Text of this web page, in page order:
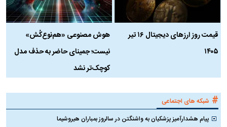
قیمت روز ارز‌های دیجیتال ۱۶ تیر
۱۴۰۵
هوش مصنوعی «هم‌نوع‌کُش»
نیست؛ جمینای حاضر به حذف مدل
کوچک‌تر نشد
# شبکه های اجتماعی
پیام هشدارآمیز پزشکیان به واشنگتن در سالروز بمباران هیروشیما